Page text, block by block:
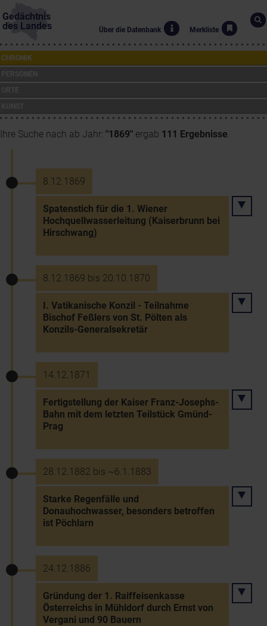
Gedächtnis
des Landes
Über die Datenbank Merkliste
CHRONIK
Ihre Suche nach ab Jahr: "1869" ergab 111 Ergebnisse.
8.12.1869
Spatenstich für die 1. Wiener
Hochquellwasserleitung (Kaiserbrunn bei
Hirschwang)
8.12.1869 bis 20.10.1870
I. Vatikanische Konzil - Teilnahme
Bischof Feßlers von St. Pölten als
Konzils-Generalsekretär
14.12.1871
Fertigstellung der Kaiser Franz-Josephs-
Bahn mit dem letzten Teilstück Gmünd-
Prag
28.12.1882 bis ~6.1.1883
Starke Regenfälle und
Donauhochwasser, besonders betroffen
ist Pöchlarn
24.12.1886
Gründung der 1. Raiffeisenkasse
Österreichs in Mühldorf durch Ernst von
Vergani und 90 Bauern